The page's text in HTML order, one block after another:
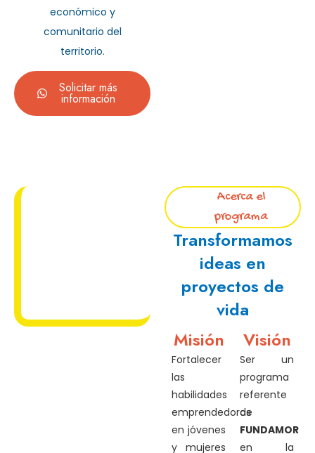
económico y
comunitario del
territorio.
Solicitar más
información
Acerca el
programa
Transformamos
ideas en
proyectos de
vida
Misión
Fortalecer
las
habilidades
emprendedoras
en jóvenes
y mujeres
Visión
Ser un
programa
referente
de
FUNDAMOR
en la